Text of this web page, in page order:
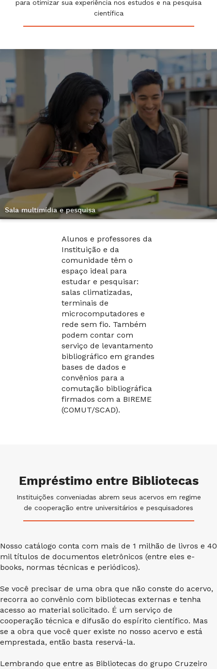
para otimizar sua experiência nos estudos e na pesquisa
científica
Sala multimídia e pesquisa
Alunos e professores da
Instituição e da
comunidade têm o
espaço ideal para
estudar e pesquisar:
salas climatizadas,
terminais de
microcomputadores e
rede sem fio. Também
podem contar com
serviço de levantamento
bibliográfico em grandes
bases de dados e
convênios para a
comutação bibliográfica
firmados com a BIREME
(COMUT/SCAD).
Empréstimo entre Bibliotecas
Instituições conveniadas abrem seus acervos em regime
de cooperação entre universitários e pesquisadores
Nosso catálogo conta com mais de 1 milhão de livros e 40
mil títulos de documentos eletrônicos (entre eles e-
books, normas técnicas e periódicos).
Se você precisar de uma obra que não conste do acervo,
recorra ao convênio com bibliotecas externas e tenha
acesso ao material solicitado. É um serviço de
cooperação técnica e difusão do espírito científico. Mas
se a obra que você quer existe no nosso acervo e está
emprestada, então basta reservá-la.
Lembrando que entre as Bibliotecas do grupo Cruzeiro